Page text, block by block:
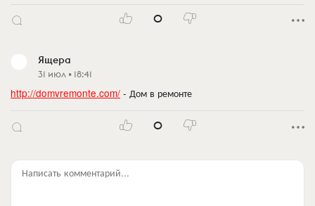
0
Ящера
31 июл • 18:41
http://domvremonte.com/ - Дом в ремонте
0
Написать комментарий...